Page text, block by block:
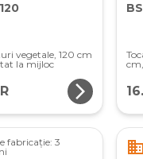
vegetale, 120 cm
la mijloc
arrow_forward_ios
fabricație: 3
business